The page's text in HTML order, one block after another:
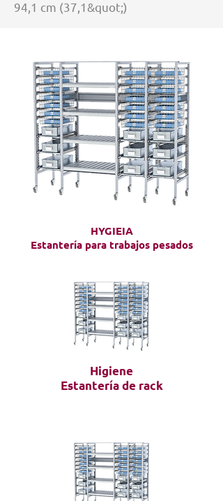
94,1 cm (37,1&quot;)
HYGIEIA
Estantería para trabajos pesados
Higiene
Estantería de rack